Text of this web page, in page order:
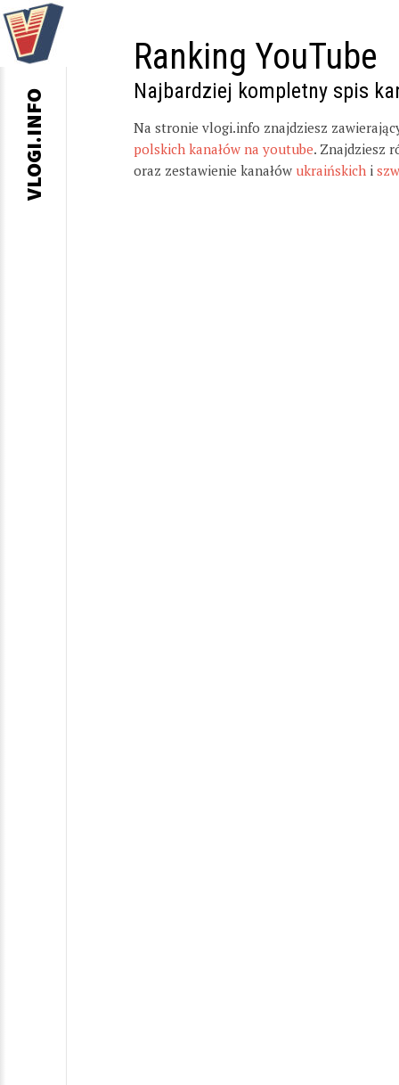
Ranking YouTube
Najbardziej kompletny spis
Na stronie vlogi.info znajdziesz
polskich kanałów na youtube. Znajdziesz
oraz zestawienie kanałów ukraińskich i
VLOGI.INFO